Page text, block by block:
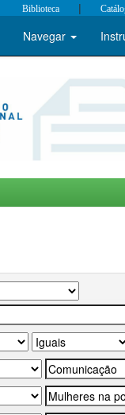
Biblioteca |
Navegar